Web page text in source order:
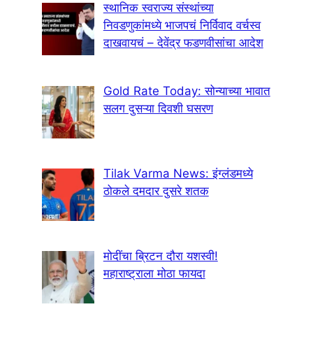
स्थानिक स्वराज्य संस्थांच्या
निवडणुकांमध्ये भाजपचं निर्विवाद वर्चस्व
दाखवायचं – देवेंद्र फडणवीसांचा आदेश
Gold Rate Today: सोन्याच्या भावात
सलग दुसऱ्या दिवशी घसरण
Tilak Varma News: इंग्लंडमध्ये
ठोकले दमदार दुसरे शतक
मोदींचा ब्रिटन दौरा यशस्वी!
महाराष्ट्राला मोठा फायदा